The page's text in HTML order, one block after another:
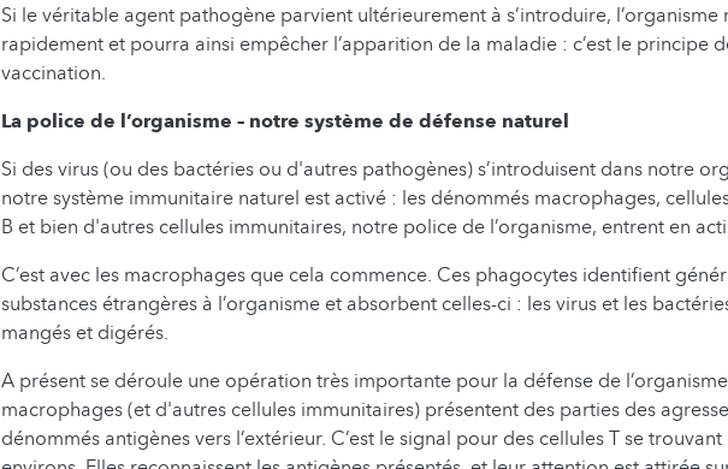
Si le véritable agent pathogène parvient ultérieurement à s’introduire, l’organisme
rapidement et pourra ainsi empêcher l’apparition de la maladie : c’est le principe
vaccination.
La police de l’organisme – notre système de défense naturel
Si des virus (ou des bactéries ou d'autres pathogènes) s’introduisent dans notre
notre système immunitaire naturel est activé : les dénommés macrophages,
B et bien d'autres cellules immunitaires, notre police de l’organisme, entrent en
C’est avec les macrophages que cela commence. Ces phagocytes identifient
substances étrangères à l’organisme et absorbent celles-ci : les virus et les
mangés et digérés.
A présent se déroule une opération très importante pour la défense de
macrophages (et d'autres cellules immunitaires) présentent des parties des
dénommés antigènes vers l’extérieur. C’est le signal pour des cellules T se trouvant